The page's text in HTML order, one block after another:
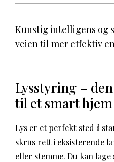
Kunstig intelligens og
veien til mer effektiv
Lysstyring –
til et smart hjem
Lys er et perfekt sted å
skrus rett i eksisterende
eller stemme. Du kan lage